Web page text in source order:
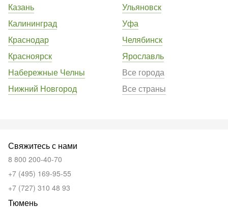
Казань
Калининград
Краснодар
Красноярск
Набережные Челны
Нижний Новгород
Ульяновск
Уфа
Челябинск
Ярославль
Все города
Все страны
Свяжитесь с нами
8 800 200-40-70
+7 (495) 169-95-55
+7 (727) 310 48 93
Тюмень